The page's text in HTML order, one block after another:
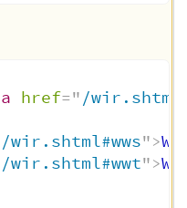
a href=" /wir.shtml
/wir.shtml#wws">
/wir.shtml#wwt">